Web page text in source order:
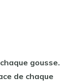
gousse.
de chaque